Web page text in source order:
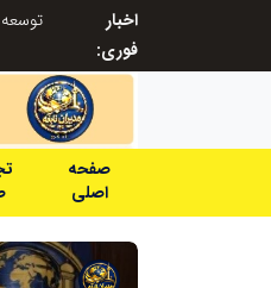
اخبار
فوری:
صفحه
اصلی